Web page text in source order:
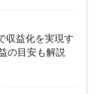
収益化を実現す
の目安も解説